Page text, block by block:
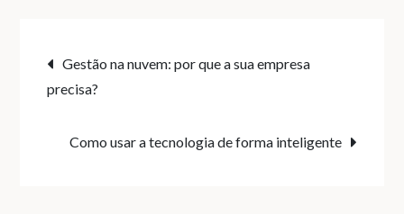
consciência
com
Damásio
Navegação
de
Post
Gestão na nuvem: por que a sua empresa
precisa?
Como usar a tecnologia de forma inteligente